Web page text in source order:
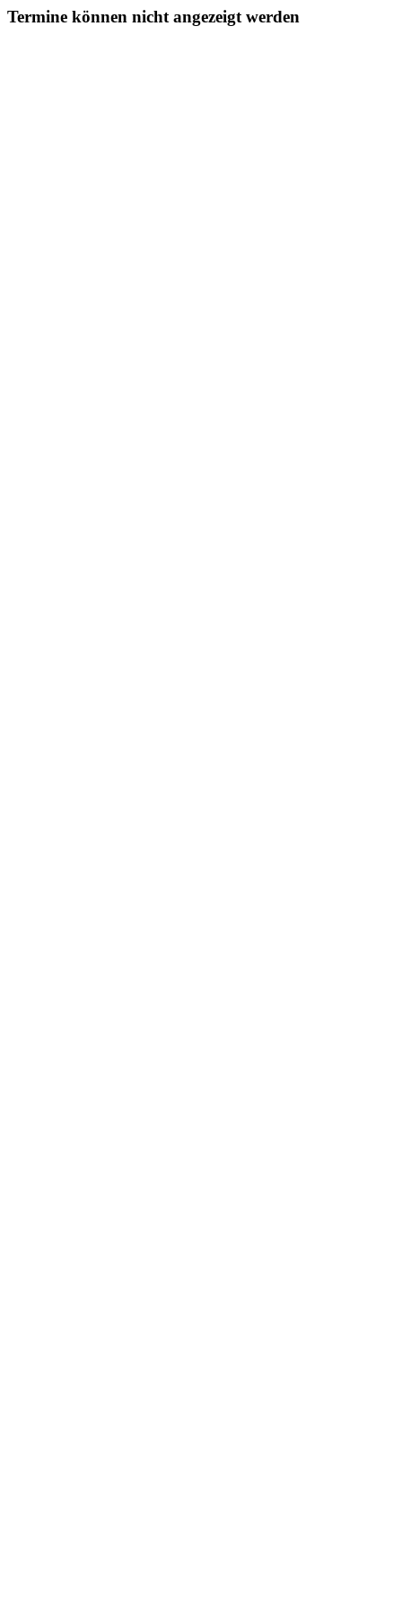
Termine können nicht angezeigt werden